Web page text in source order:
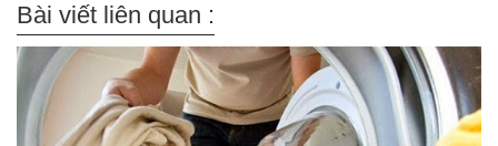
Bài viết liên quan :